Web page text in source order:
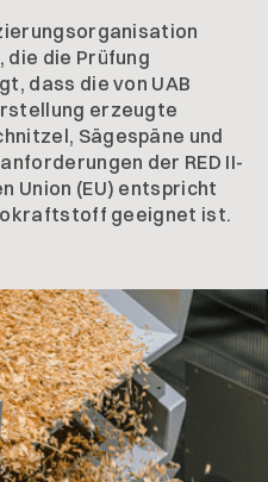
die die Prüfung
dass die von UAB
erzeugte
Sägespäne und
der RED II-
Union (EU) entspricht
geeignet ist.